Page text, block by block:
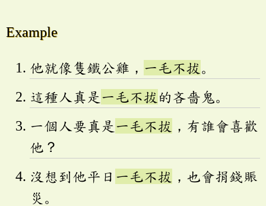
Example
他就像隻鐵公雞， 一毛不拔 。
這種人真是 一毛不拔 的吝嗇鬼。
一個人要真是 一毛不拔 ，有誰會喜歡
他？
沒想到他平日 一毛不拔 ，也會捐錢賑
災。